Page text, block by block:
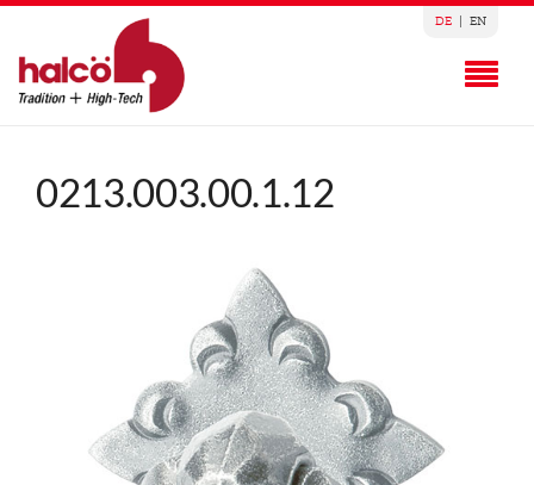
DE EN
0213.003.00.1.12